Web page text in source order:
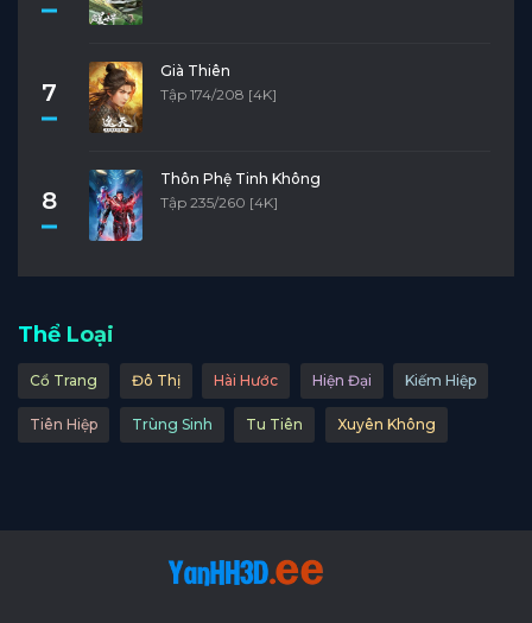
7
Già Thiên
Tập 174/208 [4K]
8
Thôn Phệ Tinh Không
Tập 235/260 [4K]
Thể Loại
Cổ Trang Đô Thị Hài Hước Hiện Đại Kiếm Hiệp
Tiên Hiệp Trùng Sinh Tu Tiên Xuyên Không